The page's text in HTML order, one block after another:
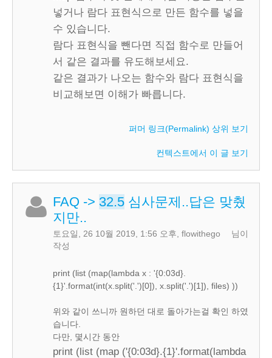
넣거나 람다 표현식으로 만든 함수를 넣을
수 있습니다.
람다 표현식을 뺀다면 직접 함수로 만들어
서 같은 결과를 유도해보세요.
같은 결과가 나오는 함수와 람다 표현식을
비교해보면 이해가 빠릅니다.
퍼머 링크(Permalink) 상위 보기
컨텍스트에서 이 글 보기
FAQ -> 32.5 심사문제..답은 맞췄
지만..
토요일, 26 10월 2019, 1:56 오후 flowithego 님이
작성
print (list (map(lambda x : '{0:03d}.
{1}'.format(int(x.split('.')[0]), x.split('.')[1]), files) ))
위와 같이 쓰니까 원하던 대로 돌아가는걸 확인 하였
습니다.
다만, 몇시간 동안
print (list (map ('{0:03d}.{1}'.format(lambda